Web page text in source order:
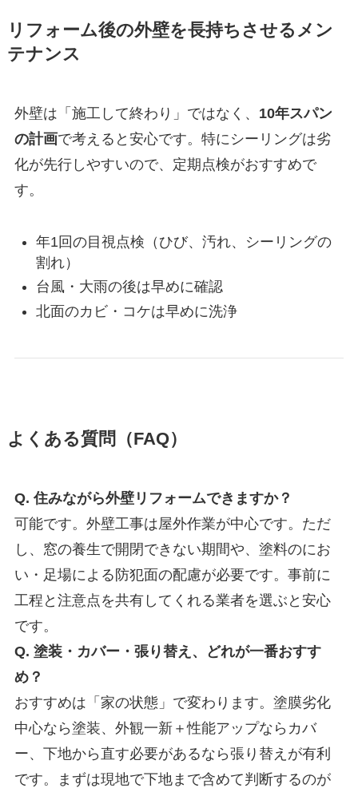
リフォーム後の外壁を長持ちさせるメン
テナンス
外壁は「施工して終わり」ではなく、 10年スパン
の計画で考えると安心です。特にシーリングは劣
化が先行しやすいので、定期点検がおすすめで
す。
年1回の目視点検（ひび、汚れ、シーリングの
割れ）
台風・大雨の後は早めに確認
北面のカビ・コケは早めに洗浄
よくある質問（FAQ）
Q. 住みながら外壁リフォームできますか？
可能です。外壁工事は屋外作業が中心です。ただ
し、窓の養生で開閉できない期間や、塗料のにお
い・足場による防犯面の配慮が必要です。事前に
工程と注意点を共有してくれる業者を選ぶと安心
です。
Q. 塗装・カバー・張り替え、どれが一番おすす
め？
おすすめは「家の状態」で変わります。塗膜劣化
中心なら塗装、外観一新＋性能アップならカバ
ー、下地から直す必要があるなら張り替えが有利
です。まずは現地で下地まで含めて判断するのが